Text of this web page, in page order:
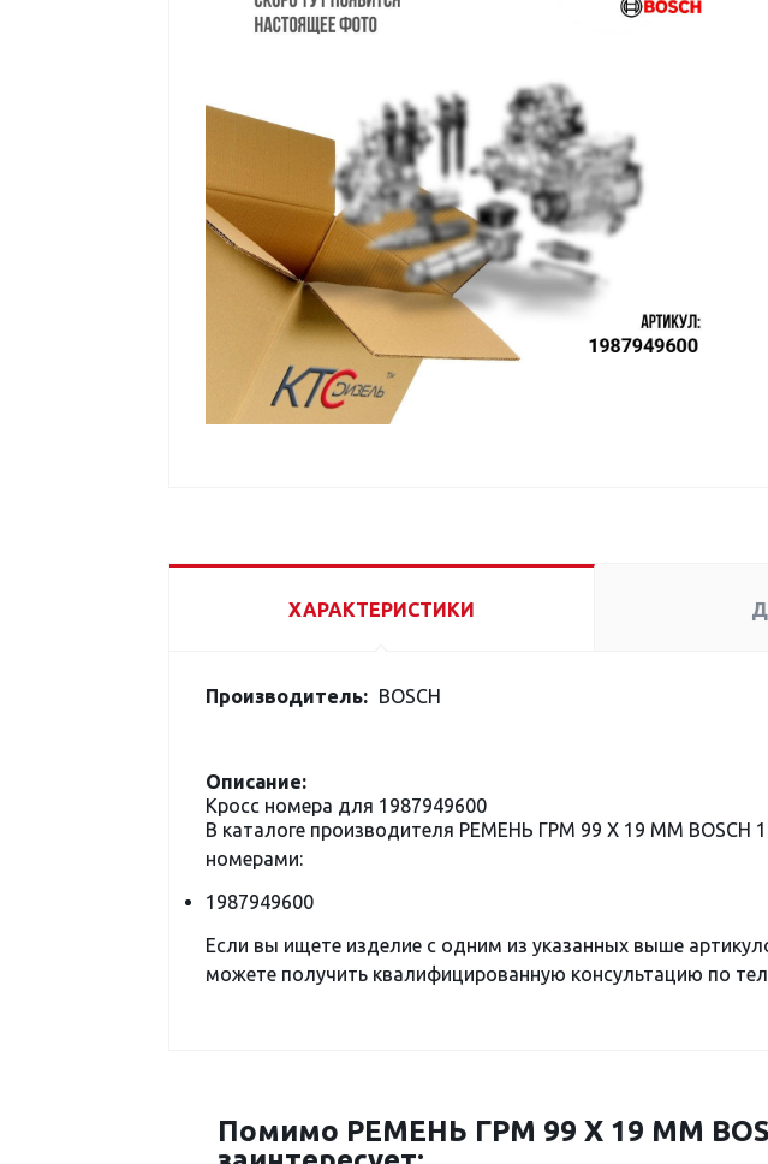
ХАРАКТЕРИСТИКИ
Производитель: BOSCH
Описание:
Кросс номера для 1987949600
В каталоге производителя РЕМЕНЬ ГРМ 99 X 19 MM
номерами:
1987949600
Если вы ищете изделие с одним из указанных выше
можете получить квалифицированную консультацию по
Помимо РЕМЕНЬ ГРМ 99 X 19 MM